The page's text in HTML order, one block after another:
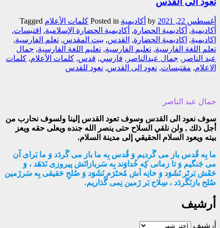
أغسطس 22, 2021 أکادیمیة Posted in کلمات الأعلام Tagged
أكاديمية, أكاديمية الحضارة, أكاديمية الحضارة الإسلامية, اقتبسات,
اكاديمية, اكاديمية الحضارة, القدس, بیت المقدس, تعلم الفارسية,
تعلم اللغة الفارسية, تعليم الفارسية, تعليم اللغة الفارسية, جمال
عبد الناصر , جمال عبدالناصر , فارسي, قدس, كلمات الأعلام, كلمات
الاعلام, مقتبسات, نعود الی القدس, نعود للقدس
جمال عبد الناصر
سوف نعود الى القدس وسوف تعود القدس إلينا ولسوف نحارب من
أجل ذلك , ولن نلقي السلاح حتى ينصر الله جنده ويعلی حقه ويعز
بيته ويعود السلام الحقيقي إلى مدينة السلام.
ما بِه قُدس باز می گَردیم وَ قُدس بِه ما باز می گَردَد وَ ما بَرای آن
می جَنگیم وَ تا زمانی کِه خُداوَند بِه سَربازانَش پیروزی نَدَهَد ، وَ
حَقَش بَرتَر نَشَوَد وَ خانِه اَش مُحتَرَم نَشَوَد وَ صُلحِ حَقیقی بِه سَرزَمین
صُلح بازنَگَردَد ، سِلاح بَر زَمین نِمی گُذاریم.
أرشيف
أرشيف